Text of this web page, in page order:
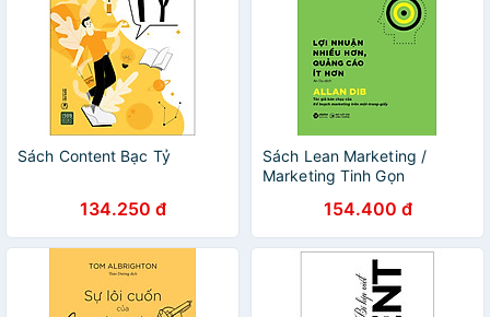
Sách Content Bạc Tỷ
134.250 đ
Sách Lean Marketing /
Marketing Tinh Gọn
154.400 đ